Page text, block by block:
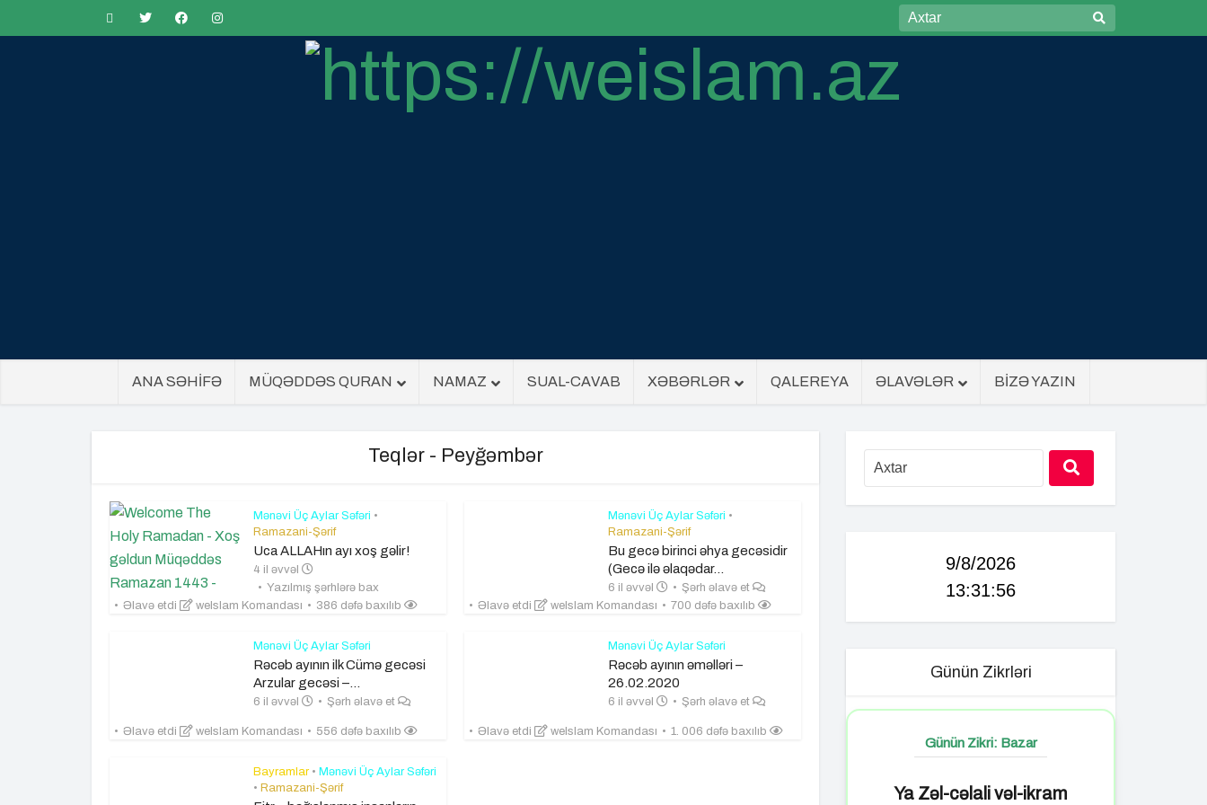
ANA SƏHİFƏ MÜQƏDDƏS QURAN NAMAZ SUAL-CAVAB XƏBƏRLƏR QALEREYA ƏLAVƏLƏR BİZƏ YAZIN
Teqlər - Peyğəmbər
Mənəvi Üç Aylar Səfəri •
Ramazani-Şərif
Uca ALLAHın ayı xoş gəlir!
4 il əvvəl
Yazılmış şərhlərə bax
Əlavə etdi
weIslam Komandası 386 dəfə baxılıb
Mənəvi Üç Aylar Səfəri •
Ramazani-Şərif
Bu gecə birinci əhya gecəsidir
(Gecə ilə əlaqədar...
6 il əvvəl
Şərh əlavə et
Əlavə etdi
weIslam Komandası 700 dəfə baxılıb
Mənəvi Üç Aylar Səfəri
Rəcəb ayının ilk Cümə gecəsi
Arzular gecəsi –...
6 il əvvəl Şərh əlavə et
Əlavə etdi weIslam Komandası 556 dəfə baxılıb
Mənəvi Üç Aylar Səfəri
Rəcəb ayının əməlləri –
26.02.2020
6 il əvvəl Şərh əlavə et
Əlavə etdi weIslam Komandası 1. 006 dəfə baxılıb
Bayramlar • Mənəvi Üç Aylar Səfəri
• Ramazani-Şərif
9/8/2026
13:31:57
Günün Zikrləri
Günün Zikri: Bazar
Ya Zəl-cəlali vəl-ikram